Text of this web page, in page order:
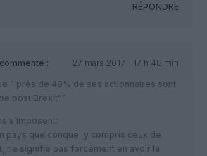
RÉPONDRE
:
27 mars 2017 - 17 h 48 min
” près de 49% de ses actionnaires sont
post Brexit””
s’imposent:
pays quelconque, y compris ceux de
ne signifie pas forcément en avoir la